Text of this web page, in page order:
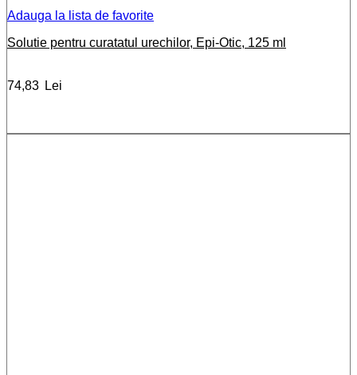
Adauga la lista de favorite
Solutie pentru curatatul urechilor, Epi-Otic, 125 ml
74,83 Lei